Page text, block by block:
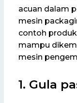
acuan dalam
mesin
contoh
mampu
mesin
1. Gula